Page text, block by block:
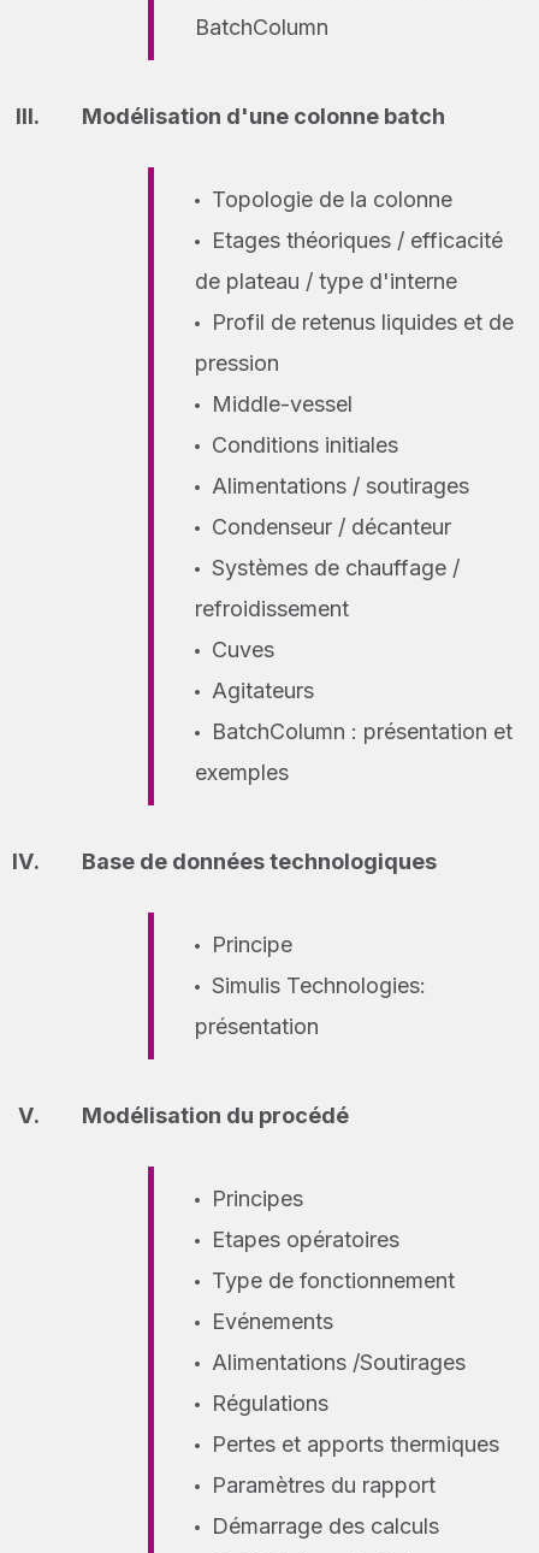
BatchColumn
Modélisation d'une colonne batch
Topologie de la colonne
Etages théoriques / efficacité
de plateau / type d'interne
Profil de retenus liquides et de
pression
Middle-vessel
Conditions initiales
Alimentations / soutirages
Condenseur / décanteur
Systèmes de chauffage /
refroidissement
Cuves
Agitateurs
BatchColumn : présentation et
exemples
Base de données technologiques
Principe
Simulis Technologies:
présentation
Modélisation du procédé
Principes
Etapes opératoires
Type de fonctionnement
Evénements
Alimentations /Soutirages
Régulations
Pertes et apports thermiques
Paramètres du rapport
Démarrage des calculs